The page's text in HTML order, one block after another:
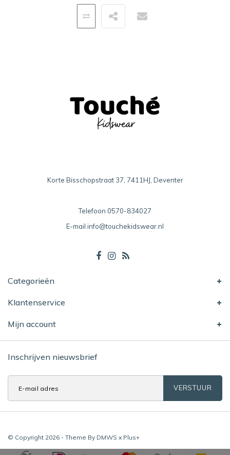
Korte Bisschopstraat 37, 7411HJ, Deventer
Telefoon 0570-834027
E-mail info@touchekidswear.nl
Categorieën
Klantenservice
Mijn account
Inschrijven nieuwsbrief
VERSTUUR
© Copyright 2026 - Theme By DMWS x Plus+